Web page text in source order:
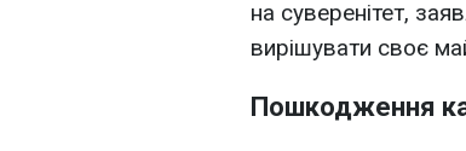
на суверенітет,
вирішувати своє
Пошкодження